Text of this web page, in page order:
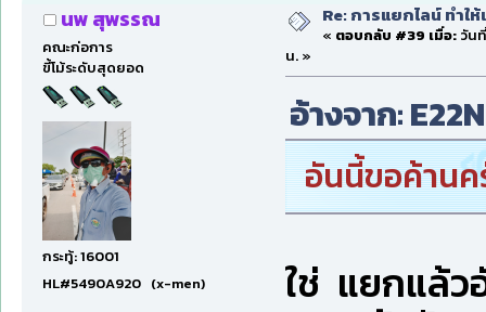
นพ สุพรรณ
คณะก่อการ
ขี้โม้ระดับสุดยอด
กระทู้: 16001
HL#5490A920 (x-men)
Re: การแยกไลน์ ทำใ
« ตอบกลับ #39 เมื่อ:วันที่
น. »
อ้างจาก:
อันนี้ขอค้าน
ใช่ แยกแล้